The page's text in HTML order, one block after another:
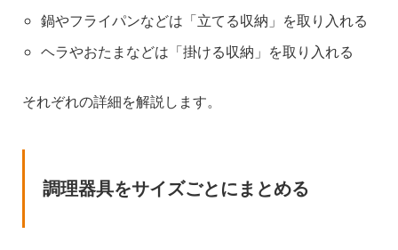
鍋やフライパンなどは「立てる収納」を取り入れる
ヘラやおたまなどは「掛ける収納」を取り入れる
それぞれの詳細を解説します。
調理器具をサイズごとにまとめる